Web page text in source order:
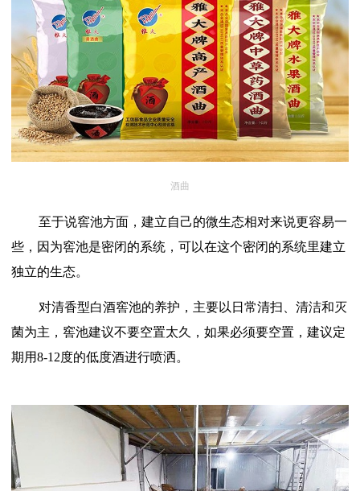
酒曲
至于说窖池方面，建立自己的微生态相对来说更容易一
些，因为窖池是密闭的系统，可以在这个密闭的系统里建立
独立的生态。
对清香型白酒窖池的养护，主要以日常清扫、清洁和灭
菌为主，窖池建议不要空置太久，如果必须要空置，建议定
期用8-12度的低度酒进行喷洒。